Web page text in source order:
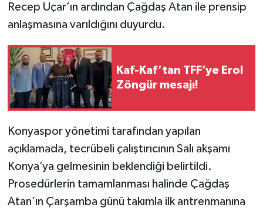
Recep Uçar’ın ardından Çağdaş Atan ile prensip
anlaşmasına varıldığını duyurdu.
Kaf-Kaf’tan TFF’ye Erol
Zöngür mesajı!
Konyaspor yönetimi tarafından yapılan
açıklamada, tecrübeli çalıştırıcının Salı akşamı
Konya’ya gelmesinin beklendiği belirtildi.
Prosedürlerin tamamlanması halinde Çağdaş
Atan’ın Çarşamba günü takımla ilk antrenmanına